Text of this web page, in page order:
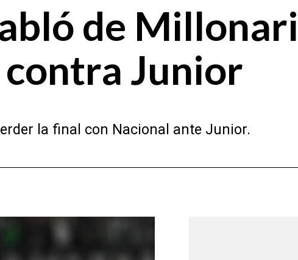
de
Junior
la final con Nacional ante Junior.